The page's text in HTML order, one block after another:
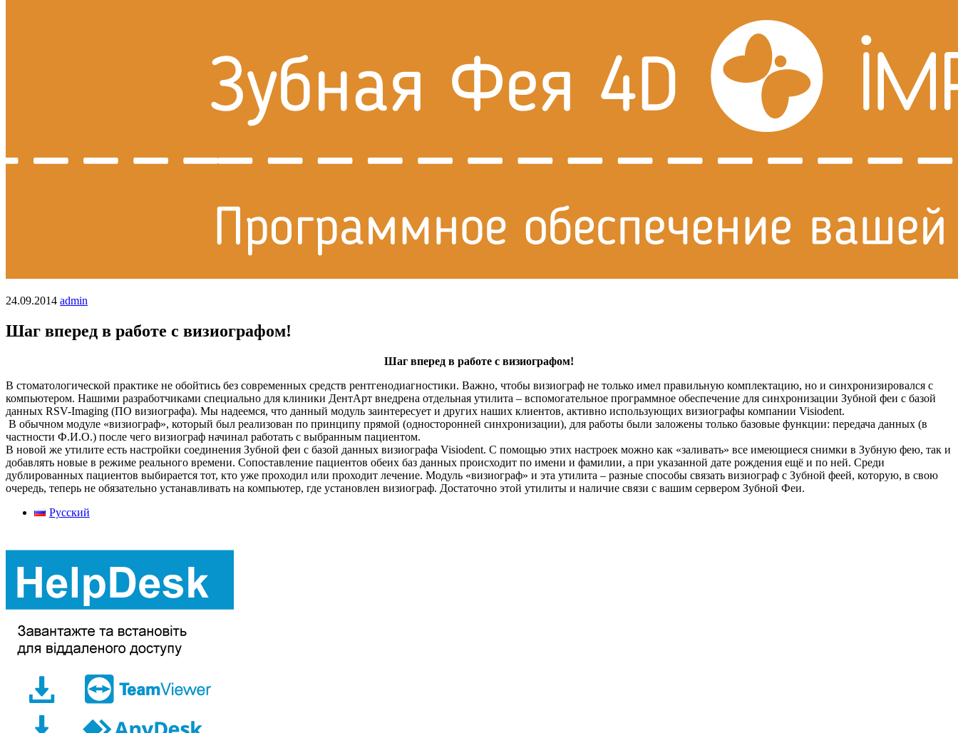
24.09.2014 admin
Шаг вперед в работе с визиографом!
Шаг вперед в работе с визиографом!
В стоматологической практике не обойтись без современных средств рентгенодиагностики. Важно, чтобы визиограф не только имел правильную комплектацию, но и синхронизировался с
компьютером. Нашими разработчиками специально для клиники ДентАрт внедрена отдельная утилита – вспомогательное программное обеспечение для синхронизации Зубной феи с базой
данных RSV-Imaging (ПО визиографа). Мы надеемся, что данный модуль заинтересует и других наших клиентов, активно использующих визиографы компании Visiodent.
В обычном модуле «визиограф», который был реализован по принципу прямой (односторонней синхронизации), для работы были заложены только базовые функции: передача данных (в
частности Ф.И.О.) после чего визиограф начинал работать с выбранным пациентом.
В новой же утилите есть настройки соединения Зубной феи с базой данных визиографа Visiodent. С помощью этих настроек можно как «заливать» все имеющиеся снимки в Зубную фею, так и
добавлять новые в режиме реального времени. Сопоставление пациентов обеих баз данных происходит по имени и фамилии, а при указанной дате рождения ещё и по ней. Среди
дублированных пациентов выбирается тот, кто уже проходил или проходит лечение. Модуль «визиограф» и эта утилита – разные способы связать визиограф с Зубной феей, которую, в свою
очередь, теперь не обязательно устанавливать на компьютер, где установлен визиограф. Достаточно этой утилиты и наличие связи с вашим сервером Зубной Феи.
Русский